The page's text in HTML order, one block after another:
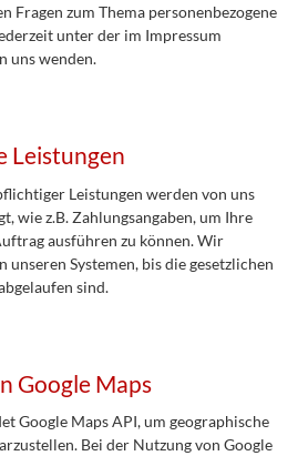
Fragen zum Thema personenbezogene
unter der im Impressum
uns wenden.
Leistungen
Leistungen werden von uns
wie z.B. Zahlungsangaben, um Ihre
ausführen zu können. Wir
unseren Systemen, bis die gesetzlichen
sind.
Google Maps
Google Maps API, um geographische
Bei der Nutzung von Google